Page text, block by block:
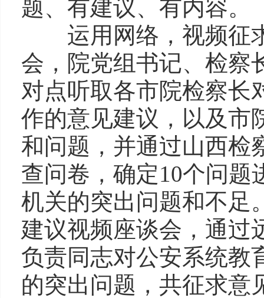
题、有建议、有内容。
运用网络，视频征
会，院党组书记、检察
对点听取各市院检察长
作的意见建议，以及市
和问题，并通过山西检
查问卷，确定10个问题
机关的突出问题和不足
建议视频座谈会，通过
负责同志对公安系统教
的突出问题，共征求意